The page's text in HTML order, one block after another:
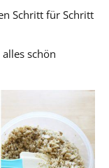
Schritt für Schritt
schön